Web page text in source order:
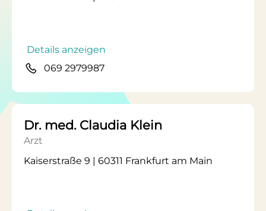
Details anzeigen
069 2979987
Dr. med. Claudia Klein
Arzt
Kaiserstraße 9 | 60311 Frankfurt am Main